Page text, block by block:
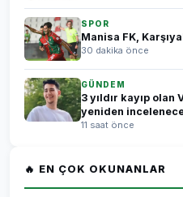
SPOR
Manisa FK,
30 dakika önce
GÜNDEM
3 yıldır kayıp olan
yeniden
11 saat önce
🔥 EN ÇOK OKUNANLAR